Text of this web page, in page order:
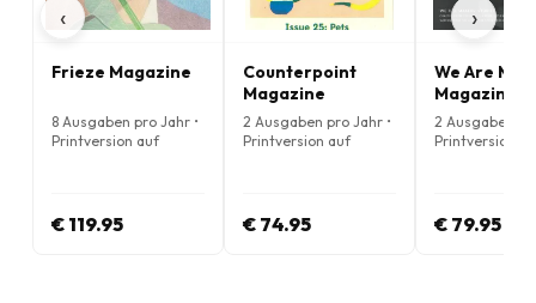
‹
Frieze Magazine
8 Ausgaben pro Jahr •
Printversion auf
€ 119.95
Counterpoint
Magazine
2 Ausgaben pro Jahr •
Printversion auf
€ 74.95
We Are
Magazine
2 Ausgaben
Printversion
€ 79.95
›